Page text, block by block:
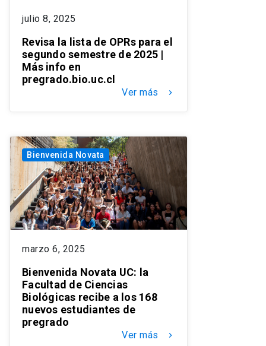
julio 8, 2025
Revisa la lista de OPRs para el
segundo semestre de 2025 |
Más info en
pregrado.bio.uc.cl
Ver más keyboard_arrow_right
Bienvenida Novata
marzo 6, 2025
Bienvenida Novata UC: la
Facultad de Ciencias
Biológicas recibe a los 168
nuevos estudiantes de
pregrado
Ver más keyboard_arrow_right